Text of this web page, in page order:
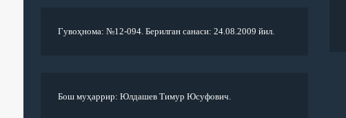
Гувоҳнома: №12-094. Берилган санаси: 24.08.2009 йил.
Бош муҳаррир: Юлдашев Тимур Юсуфович.